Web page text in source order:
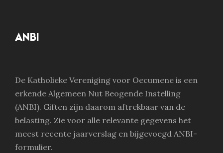
ANBI
De Katholieke Vereniging voor Oecumene is een
erkende Algemeen Nut Beogende Instelling
(ANBI). Giften zijn daarom aftrekbaar van de
belasting. Zie voor alle relevante gegevens het
meest recente jaarverslag en bijgevoegd ANBI-
formulier.